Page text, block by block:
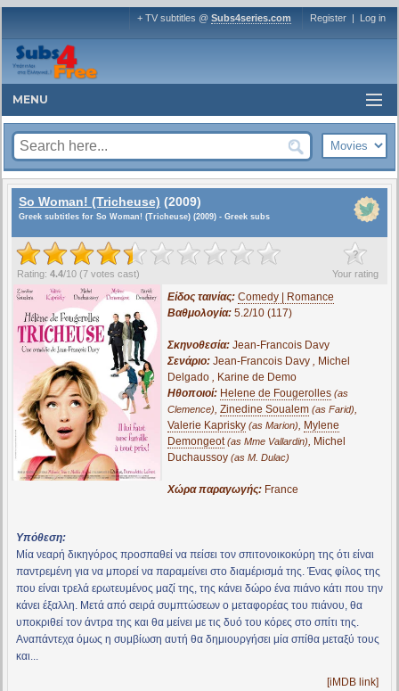
+ TV subtitles @ Subs4series.com Register | Log in
MENU
So Woman! (Tricheuse) (2009)
Greek subtitles for So Woman! (Tricheuse) (2009) - Greek subs
?
Your rating
Rating: 4.4/10 (7 votes cast)
Είδος ταινίας: Comedy | Romance
Βαθμολογία: 5.2/10 (117)
Σκηνοθεσία: Jean-Francois Davy
Σενάριο: Jean-Francois Davy, Michel
Delgado, Karine de Demo
Ηθοποιοί: Helene de Fougerolles (as
Clemence), Zinedine Soualem (as Farid),
Valerie Kaprisky (as Marion), Mylene
Demongeot (as Mme Vallardin), Michel
Duchaussoy (as M. Dulac)
Χώρα παραγωγής: France
Υπόθεση:
Μία νεαρή δικηγόρος προσπαθεί να πείσει τον σπιτονοικοκύρη της ότι είναι
παντρεμένη για να μπορεί να παραμείνει στο διαμέρισμά της. Ένας φίλος της
που είναι τρελά ερωτευμένος μαζί της, της κάνει δώρο ένα πιάνο κάτι που την
κάνει έξαλλη. Μετά από σειρά συμπτώσεων ο μεταφορέας του πιάνου, θα
υποκριθεί τον άντρα της και θα μείνει με τις δυό του κόρες στο σπίτι της.
Αναπάντεχα όμως η συμβίωση αυτή θα δημιουργήσει μία σπίθα μεταξύ τους
και...
[iMDB link]